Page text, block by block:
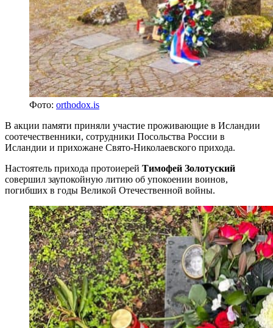
Фото: orthodox.is
В акции памяти приняли участие проживающие в Исландии
соотечественники, сотрудники Посольства России в
Исландии и прихожане Свято-Николаевского прихода.
Настоятель прихода протоиерей Тимофей Золотуский
совершил заупокойную литию об упокоении воинов,
погибших в годы Великой Отечественной войны.